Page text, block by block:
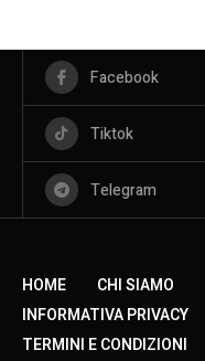
Facebook
Tiktok
Telegram
HOME CHI SIAMO
INFORMATIVA PRIVACY
TERMINI E CONDIZIONI